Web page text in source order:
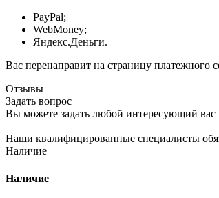
PayPal;
WebMoney;
Яндекс.Деньги.
Вас перенаправит на страницу платежного
Отзывы
Задать вопрос
Вы можете задать любой интересующий вас
Наши квалифицированные специалисты
Наличие
Наличие